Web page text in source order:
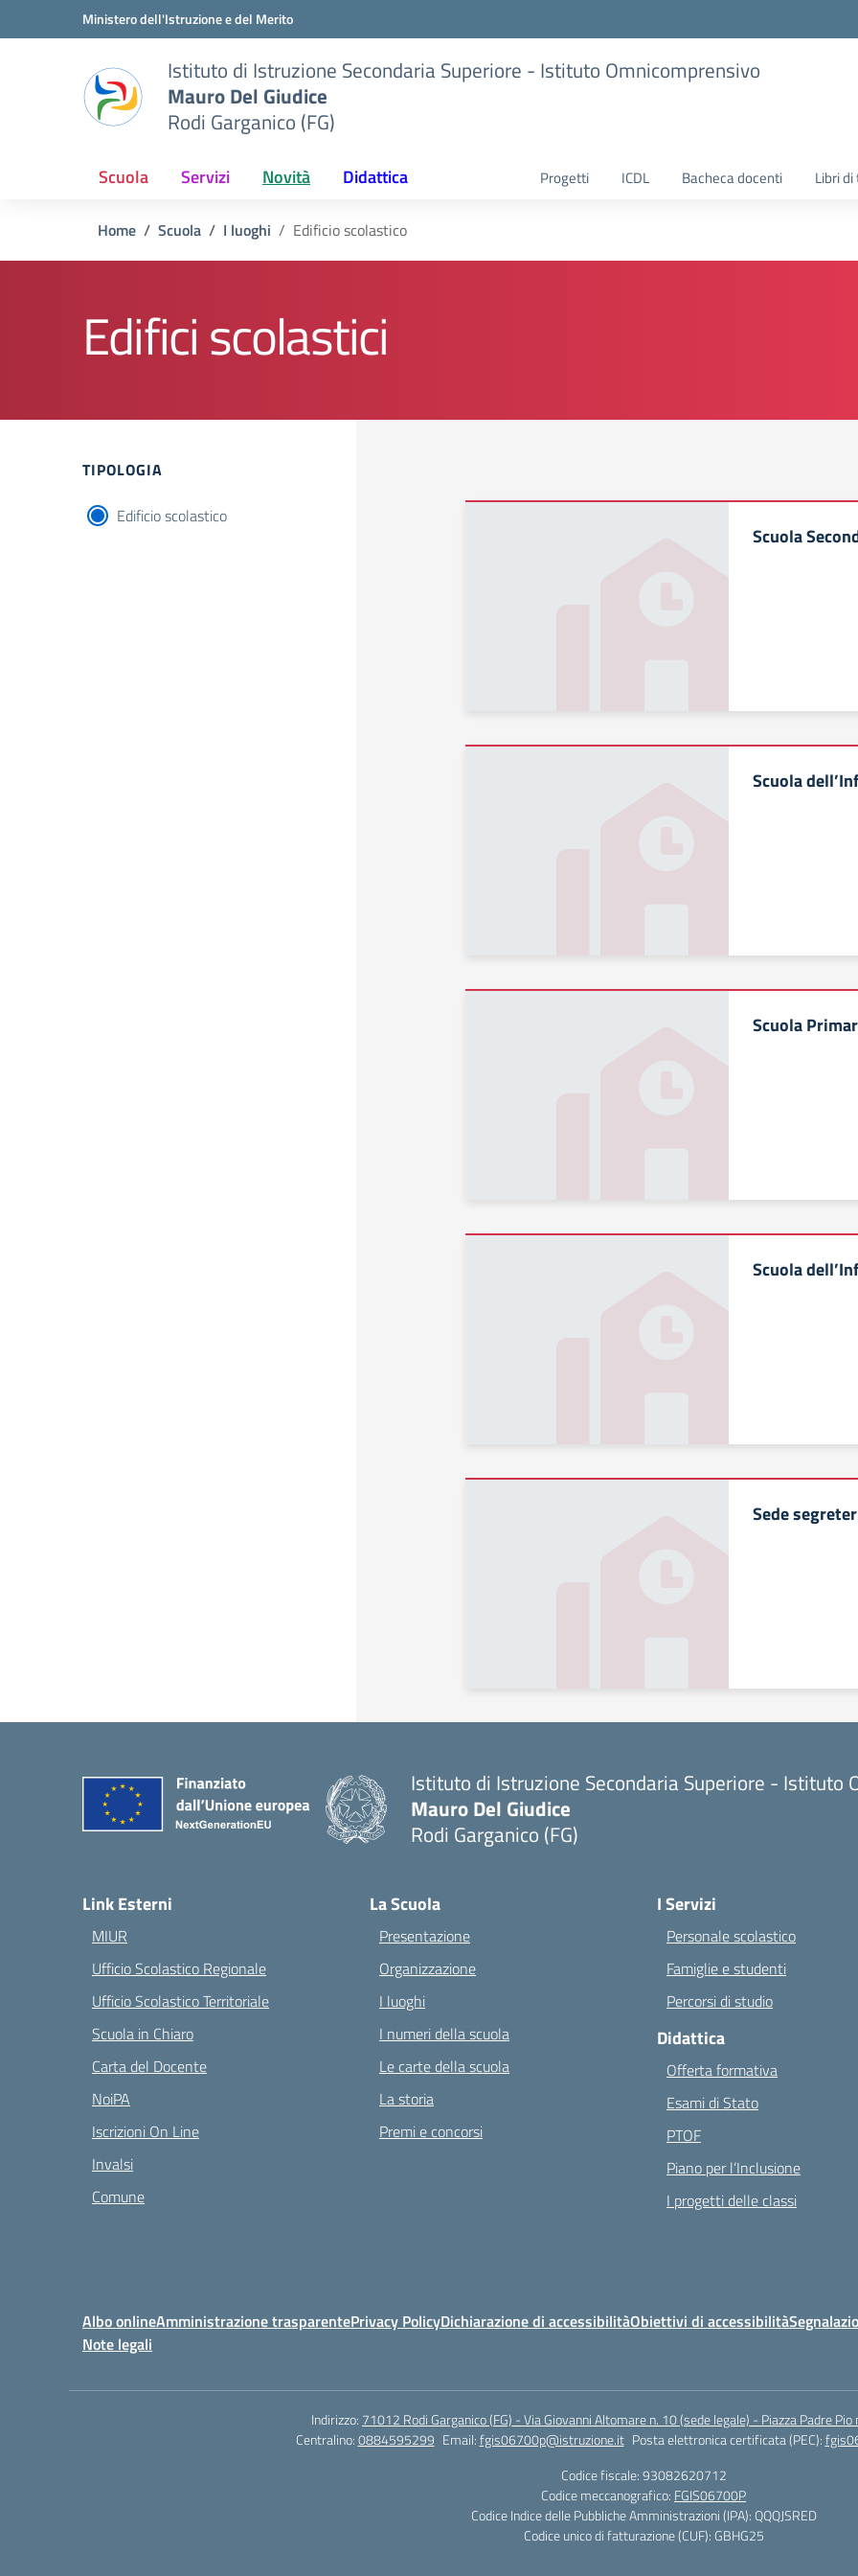
Vai ai contenuti
Vai al menu di navigazioneMinistero dell'Istruzione e del Merito
Istituto di Istruzione Secondaria Superiore - Istituto Omnicomprensivo
Mauro Del Giudice
Rodi Garganico (FG)
Scuola Servizi Novità Didattica Progetti ICDL Bacheca docenti Libri
Home Scuola I luoghi Edificio scolastico
Edifici scolastici
Filtri
TIPOLOGIA
Edificio scolastico
Scuola
Scuola
Scuola
Scuola
Sede
Istituto di Istruzione Secondaria Superiore - Istituto
Mauro Del Giudice
Rodi Garganico (FG)
Link Esterni
MIUR
Ufficio Scolastico Regionale
Ufficio Scolastico Territoriale
Scuola in Chiaro
Carta del Docente
NoiPA
Iscrizioni On Line
Invalsi
Comune
La Scuola
Presentazione
Organizzazione
I luoghi
I numeri della scuola
Le carte della scuola
La storia
Premi e concorsi
I Servizi
Personale scolastico
Famiglie e studenti
Percorsi di studio
Didattica
Offerta formativa
Esami di Stato
PTOF
Piano per l’Inclusione
I progetti delle classi
Albo onlineAmministrazione trasparentePrivacy PolicyDichiarazione di accessibilitàObiettivi di accessibilità
Note legali
Indirizzo: 71012 Rodi Garganico (FG) - Via Giovanni Altomare n. 10 (sede legale) - Piazza Padre
Centralino:0884595299 Email:fgis06700p@istruzione.it Posta elettronica certificata (PEC):
Codice fiscale: 93082620712
Codice meccanografico: FGIS06700P
Codice Indice delle Pubbliche Amministrazioni (IPA): QQQJSRED
Codice unico di fatturazione (CUF): GBHG25